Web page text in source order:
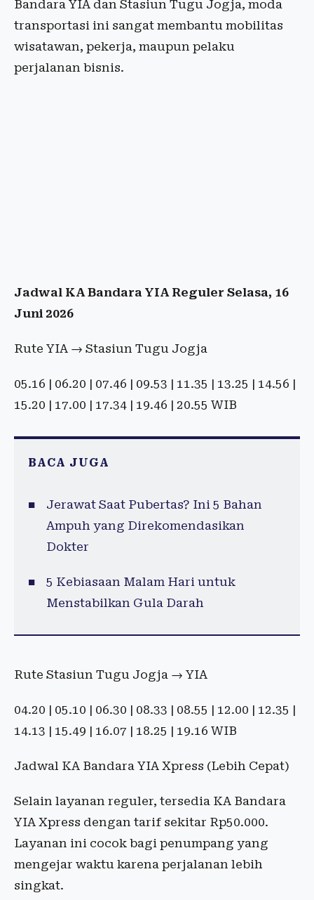
Bandara YIA dan Stasiun Tugu Jogja, moda
transportasi ini sangat membantu mobilitas
wisatawan, pekerja, maupun pelaku
perjalanan bisnis.
Jadwal KA Bandara YIA Reguler Selasa, 16
Juni 2026
Rute YIA → Stasiun Tugu Jogja
05.16 | 06.20 | 07.46 | 09.53 | 11.35 | 13.25 | 14.56 |
15.20 | 17.00 | 17.34 | 19.46 | 20.55 WIB
BACA JUGA
Jerawat Saat Pubertas? Ini 5 Bahan
Ampuh yang Direkomendasikan
Dokter
5 Kebiasaan Malam Hari untuk
Menstabilkan Gula Darah
Rute Stasiun Tugu Jogja → YIA
04.20 | 05.10 | 06.30 | 08.33 | 08.55 | 12.00 | 12.35 |
14.13 | 15.49 | 16.07 | 18.25 | 19.16 WIB
Jadwal KA Bandara YIA Xpress (Lebih Cepat)
Selain layanan reguler, tersedia KA Bandara
YIA Xpress dengan tarif sekitar Rp50.000.
Layanan ini cocok bagi penumpang yang
mengejar waktu karena perjalanan lebih
singkat.